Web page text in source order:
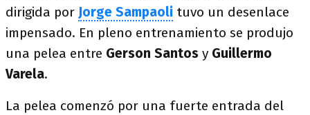
dirigida por Jorge Sampaoli tuvo un desenlace
impensado. En pleno entrenamiento se produjo
una pelea entre Gerson Santos y Guillermo
Varela.
La pelea comenzó por una fuerte entrada del